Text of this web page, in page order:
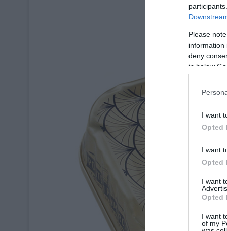
Please
information
deny
in below
I want
Opted
I want
Opted
I want
Opted
I want
of my